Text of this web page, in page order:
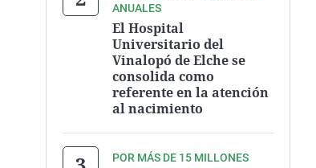
ANUALES
El Hospital
Universitario del
Vinalopó de Elche se
consolida como
referente en la atención
al nacimiento
POR MÁS DE 15 MILLONES